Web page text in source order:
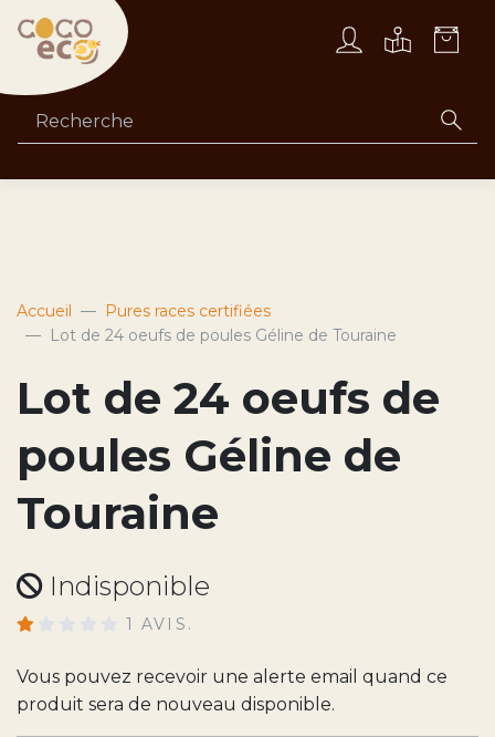
Accueil
Pures races certifiées
Lot de 24 oeufs de poules Géline de Touraine
Lot de 24 oeufs de
poules Géline de
Touraine
Indisponible
1 AVIS.
Vous pouvez recevoir une alerte email quand ce
produit sera de nouveau disponible.